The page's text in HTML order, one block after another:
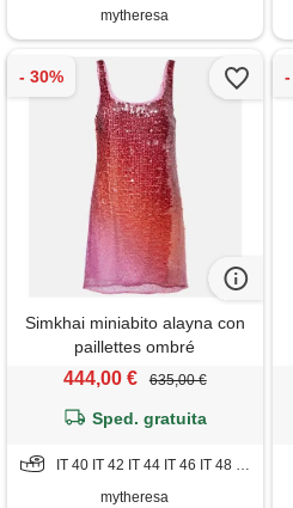
mytheresa
Simkhai miniabito alayna con
paillettes ombré
444,00 € 635,00 €
Sped. gratuita
IT 40 IT 42 IT 44 IT 46 IT 48 IT 50
mytheresa